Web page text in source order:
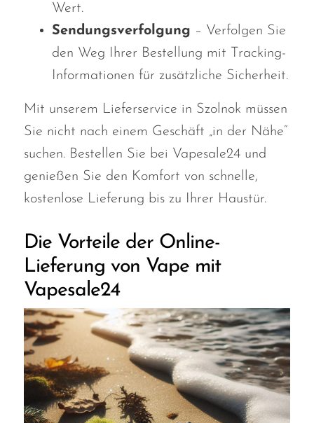
Wert.
Sendungsverfolgung – Verfolgen Sie
den Weg Ihrer Bestellung mit Tracking-
Informationen für zusätzliche Sicherheit.
Mit unserem Lieferservice in Szolnok müssen
Sie nicht nach einem Geschäft „in der Nähe“
suchen. Bestellen Sie bei Vapesale24 und
genießen Sie den Komfort von schnelle,
kostenlose Lieferung bis zu Ihrer Haustür.
Die Vorteile der Online-
Lieferung von Vape mit
Vapesale24